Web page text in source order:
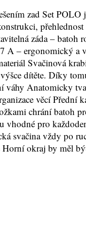
zad Set
záda –
A – ergonomický a
Svačinová
dítěte. Díky
váhy Anatomicky
věcí
chrání batoh
pro
svačina vždy po
Horní okraj by měl